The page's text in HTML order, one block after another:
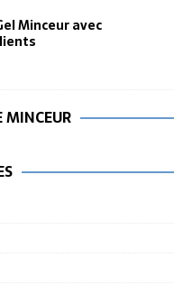
Minceur avec
MINCEUR